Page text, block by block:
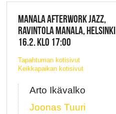
JAZZ FINLAND LIVE
MANALA AFTERWORK JAZZ,
RAVINTOLA MANALA, HELSINKI
16.2. KLO 17:00
Tapahtuman kotisivut
Keikkapaikan kotisivut
Arto Ikävalko
Joonas Tuuri